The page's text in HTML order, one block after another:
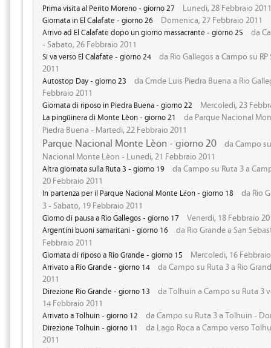
Prima visita al Perito Moreno - giorno 27 Lunedi, 28 Febbraio 2011
Giornata in El Calafate - giorno 26 Domenica, 27 Febbraio 2011
Arrivo ad El Calafate dopo un giorno massacrante - giorno 25
da
- Sabato, 26 Febbraio 2011
Si va verso El Calafate - giorno 24
da Rio Gallegos a Campo su
2011
Autostop Day - giorno 23
da Cmde Luis Piedra Buena a Rio
Febbraio 2011
Giornata di riposo in Piedra Buena - giorno 22 Mercoledi, 23
La pingüinera di Monte Lèon - giorno 21
da Parque Nacional
Piedra Buena - Martedi, 22 Febbraio 2011
Parque Nacional Monte Lèon - giorno 20
da Campo
Nacional Monte Lèon - Lunedi, 21 Febbraio 2011
Altra giornata sulla Ruta 3 - giorno 19
da Campo su Ruta 3 a
20 Febbraio 2011
In partenza per il Parque Nacional Monte Léon - giorno 18
da Rio
3 - Sabato, 19 Febbraio 2011
Giorno di pausa a Rio Gallegos - giorno 17 Venerdi, 18 Febbraio
Argentini buoni samaritani - giorno 16
da Rio Grande a San
Febbraio 2011
Giornata di riposo a Rio Grande - giorno 15 Mercoledi, 16
Arrivato a Rio Grande - giorno 14
da Campo su Ruta 3 a Rio
2011
Direzione Rio Grande - giorno 13
da Tolhuin a Campo su Ruta 3
14 Febbraio 2011
Arrivato a Tolhuin - giorno 12 da Campo su Ruta 3 a Tolhuin -
Direzione Tolhuin - giorno 11
da Lago Roca a Campo verso
2011